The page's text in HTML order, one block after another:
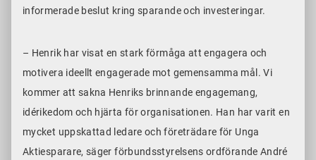
informerade beslut kring sparande och investeringar.
– Henrik har visat en stark förmåga att engagera och
motivera ideellt engagerade mot gemensamma mål. Vi
kommer att sakna Henriks brinnande engagemang,
idérikedom och hjärta för organisationen. Han har varit en
mycket uppskattad ledare och företrädare för Unga
Aktiesparare, säger förbundsstyrelsens ordförande André